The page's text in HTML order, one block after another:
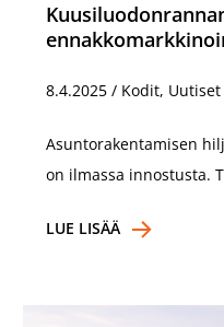
8.4.2025 / Kodit, Uutiset
Asuntorakentamisen
on ilmassa innostusta.
LUE LISÄÄ